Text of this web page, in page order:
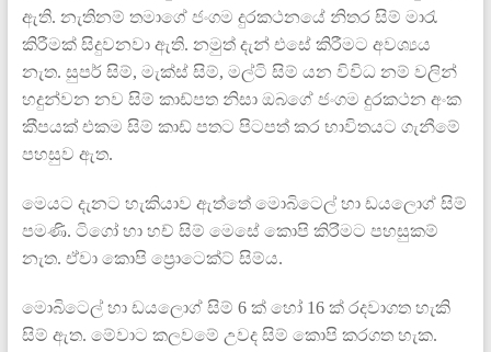
ඇති. නැතිනම් තමාගේ ජංගම දුරකථනයේ නිතර සිම් මාරැ
කිරීමක් සිදුවනවා ඇති. නමුත් දැන් එසේ කිරීමට අවශ්‍යය
නැත. සුපර් සිම්, මැක්ස් සිම්, මල්ටි සිම් යන විවිධ නම් වලින්
හදුන්වන නව සිම් කාඩ්පත නිසා ඔබගේ ජංගම දුරකථන අංක
ක‍ීපයක‍් එකම සිම් කාඩ් පතට පි‍ටපත් කර භාවිතය‍ට ගැනීමේ
පහසුව ඇත.
මෙයට දැනට හැකියාව ඇත්තේ මොබිටෙල් හා ඩයලොග් සිම්
පමණි. ටිගෝ හා හච් සිම් මෙසේ කොපි කිර‍ිමට පහසුකම්
නැත. ඒවා කොපි ප්‍රොටෙක්ට් සිම්ය.
මොබිටෙල් හා ඩයලොග් සිම් 6 ක් හෝ 16 ක් රදවාගත හැකි
සිම් ඇත. මේවාට කලවමේ උවද සිම් කොපි කරගත හැක.